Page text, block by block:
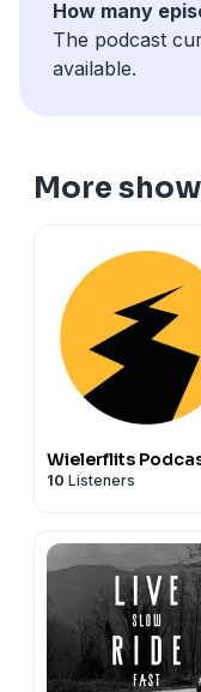
How many
The podcast
available.
More
Wielerflits
10 Listeners